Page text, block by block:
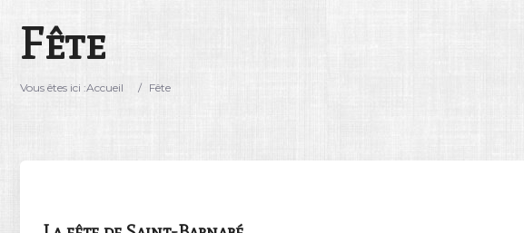
Fête
Vous êtes ici :Accueil / Fête